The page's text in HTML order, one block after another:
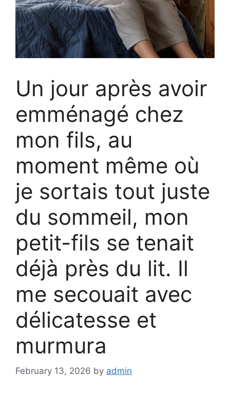
Un jour après avoir
emménagé chez
mon fils, au
moment même où
je sortais tout juste
du sommeil, mon
petit-fils se tenait
déjà près du lit. Il
me secouait avec
délicatesse et
murmura
February 13, 2026 by admin